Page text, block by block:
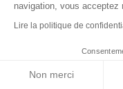
Les
navigation, vous acceptez
Lire la politique de
Non merci